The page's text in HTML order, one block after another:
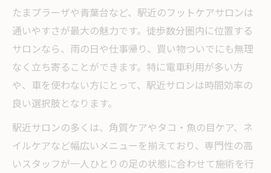
たまプラーザや青葉台など、駅近のフットケアサロンは
通いやすさが最大の魅力です。徒歩数分圏内に位置する
サロンなら、雨の日や仕事帰り、買い物ついでにも無理
なく立ち寄ることができます。特に電車利用が多い方
や、車を使わない方にとって、駅近サロンは時間効率の
良い選択肢となります。
駅近サロンの多くは、角質ケアやタコ・魚の目ケア、ネ
イルケアなど幅広いメニューを揃えており、専門性の高
いスタッフが一人ひとりの足の状態に合わせて施術を行